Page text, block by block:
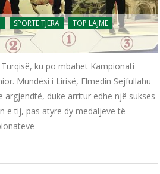
SPORTE TJERA TOP LAJME
ku po mbahet Kampionati
Mundësi i Lirisë, Elmedin Sejfullahu
duke arritur edhe një sukses
e tij, pas atyre dy medaljeve të